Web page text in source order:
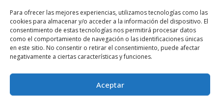
Para ofrecer las mejores experiencias, utilizamos tecnologías como las
cookies para almacenar y/o acceder a la información del dispositivo. El
consentimiento de estas tecnologías nos permitirá procesar datos
como el comportamiento de navegación o las identificaciones únicas
en este sitio. No consentir o retirar el consentimiento, puede afectar
negativamente a ciertas características y funciones.
Aceptar
Seguinos!
Quixote Concentrates S.L. 2022 © Reservados todos los
derechos